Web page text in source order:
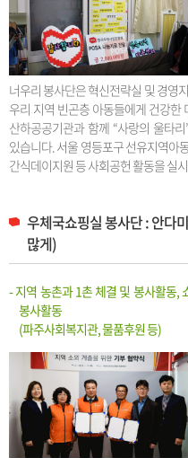
너우리 봉사단은 혁신전략실 및 경영
우리 지역 빈곤층 아동들에게 건강한
산하공공기관과 함께 “사랑의 울타
있습니다. 서울 영등포구 선유지역아
간식데이지원 등 사회공헌 활동을 실
우체국쇼핑실 봉사단 : 안다
많게)
- 지역 농촌과 1촌 체결 및 봉사활동,
봉사활동
(파주사회복지관, 물품후원 등)